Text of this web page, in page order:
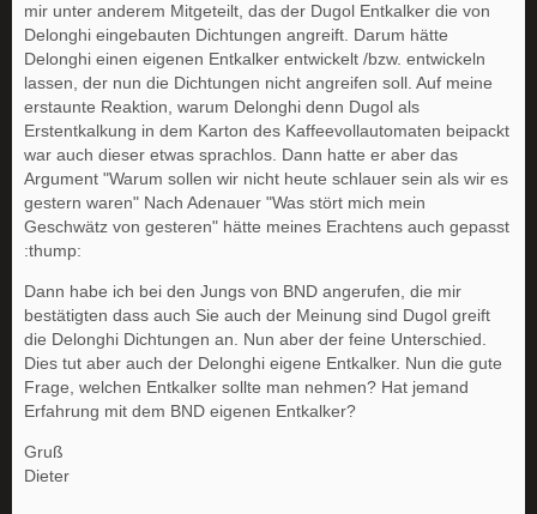
mir unter anderem Mitgeteilt, das der Dugol Entkalker die von
Delonghi eingebauten Dichtungen angreift. Darum hätte
Delonghi einen eigenen Entkalker entwickelt /bzw. entwickeln
lassen, der nun die Dichtungen nicht angreifen soll. Auf meine
erstaunte Reaktion, warum Delonghi denn Dugol als
Erstentkalkung in dem Karton des Kaffeevollautomaten beipackt
war auch dieser etwas sprachlos. Dann hatte er aber das
Argument "Warum sollen wir nicht heute schlauer sein als wir es
gestern waren" Nach Adenauer "Was stört mich mein
Geschwätz von gesteren" hätte meines Erachtens auch gepasst
:thump:
Dann habe ich bei den Jungs von BND angerufen, die mir
bestätigten dass auch Sie auch der Meinung sind Dugol greift
die Delonghi Dichtungen an. Nun aber der feine Unterschied.
Dies tut aber auch der Delonghi eigene Entkalker. Nun die gute
Frage, welchen Entkalker sollte man nehmen? Hat jemand
Erfahrung mit dem BND eigenen Entkalker?
Gruß
Dieter